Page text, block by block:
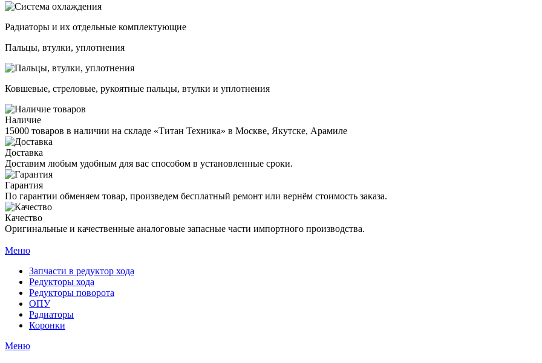
Радиаторы и их отдельные комплектующие
Пальцы, втулки, уплотнения
Ковшевые, стреловые, рукоятные пальцы, втулки и уплотнения
Наличие
15000 товаров в наличии на складе «Титан Техника» в Москве, Якутске, Арамиле
Доставка
Доставим любым удобным для вас способом в установленные сроки.
Гарантия
По гарантии обменяем товар, произведем бесплатный ремонт или вернём стоимость заказа.
Качество
Оригинальные и качественные аналоговые запасные части импортного производства.
Меню
Запчасти в редуктор хода
Редукторы хода
Редукторы поворота
ОПУ
Радиаторы
Коронки
Меню